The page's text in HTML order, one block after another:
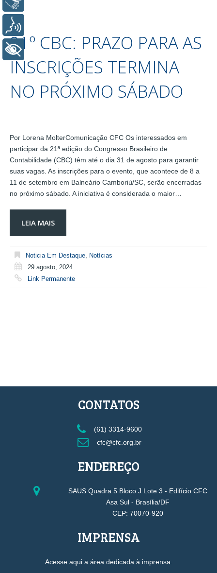
21º CBC: PRAZO PARA AS
INSCRIÇÕES TERMINA
NO PRÓXIMO SÁBADO
Por Lorena MolterComunicação CFC Os interessados em
participar da 21ª edição do Congresso Brasileiro de
Contabilidade (CBC) têm até o dia 31 de agosto para garantir
suas vagas. As inscrições para o evento, que acontece de 8 a
11 de setembro em Balneário Camboriú/SC, serão encerradas
no próximo sábado. A iniciativa é considerada o maior…
LEIA MAIS
Noticia Em Destaque, Notícias
29 agosto, 2024
Link Permanente
CONTATOS
(61) 3314-9600
cfc@cfc.org.br
ENDEREÇO
SAUS Quadra 5 Bloco J Lote 3 - Edifício CFC
Asa Sul - Brasília/DF
CEP: 70070-920
IMPRENSA
Acesse aqui a área dedicada à imprensa.
+ Acessibilidade